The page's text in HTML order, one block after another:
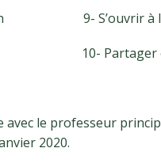
9- S’ouvrir à la
10- Partager
avec le professeur
2020.